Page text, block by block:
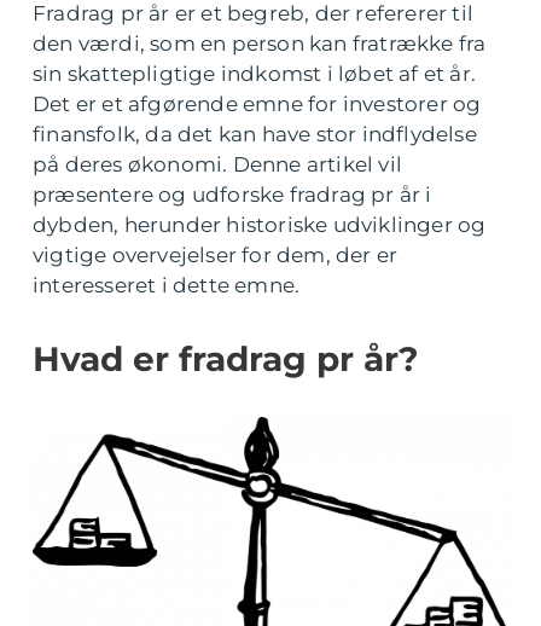
Fradrag pr år er et begreb, der refererer til
den værdi, som en person kan fratrække fra
sin skattepligtige indkomst i løbet af et år.
Det er et afgørende emne for investorer og
finansfolk, da det kan have stor indflydelse
på deres økonomi. Denne artikel vil
præsentere og udforske fradrag pr år i
dybden, herunder historiske udviklinger og
vigtige overvejelser for dem, der er
interesseret i dette emne.
Hvad er fradrag pr år?